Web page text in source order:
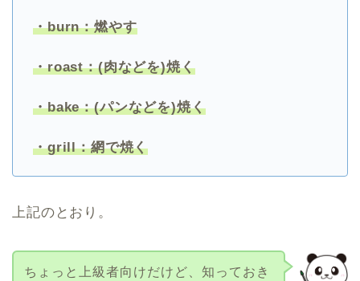
・burn：燃やす
・roast：(肉などを)焼く
・bake：(パンなどを)焼く
・grill：網で焼く
上記のとおり。
ちょっと上級者向けだけど、知っておき